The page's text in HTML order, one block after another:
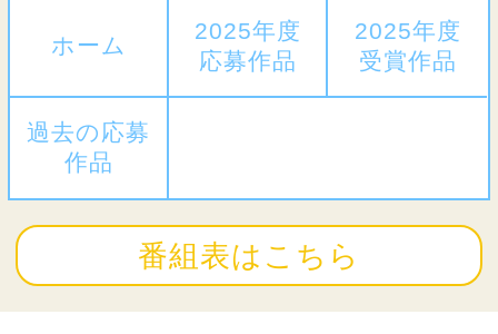
ホーム
2025年度
応募作品
2025年度
受賞作品
過去の応募
作品
番組表はこちら